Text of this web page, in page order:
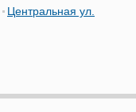
Центральная ул.